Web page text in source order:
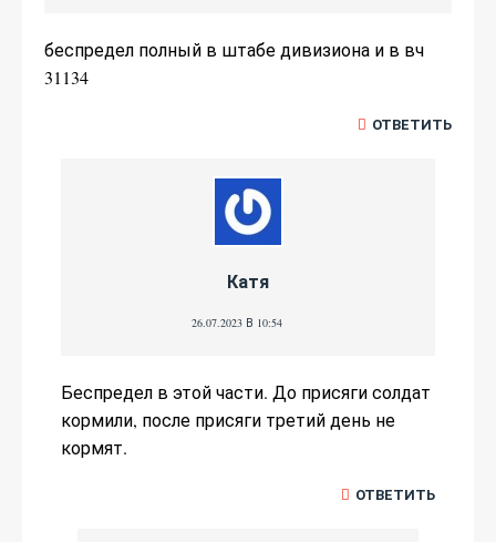
беспредел полный в штабе дивизиона и в вч
31134
ОТВЕТИТЬ
Катя
26.07.2023 В 10:54
Беспредел в этой части. До присяги солдат
кормили, после присяги третий день не
кормят.
ОТВЕТИТЬ